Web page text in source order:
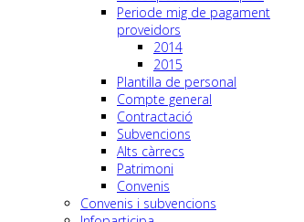
Periode mig de pagament
proveidors
2014
2015
Plantilla de personal
Compte general
Contractació
Subvencions
Alts càrrecs
Patrimoni
Convenis
Convenis i subvencions